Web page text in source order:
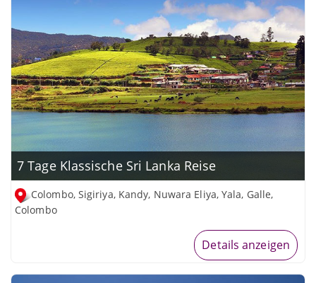
7 Tage Klassische Sri Lanka Reise
Colombo, Sigiriya, Kandy, Nuwara Eliya, Yala, Galle,
Colombo
Details anzeigen